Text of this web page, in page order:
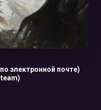
электронной почте)